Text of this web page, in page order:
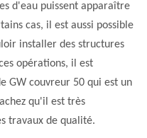
d'eau puissent apparaître
cas, il est aussi possible
installer des structures
opérations, il est
GW couvreur 50 qui est un
qu'il est très
travaux de qualité.